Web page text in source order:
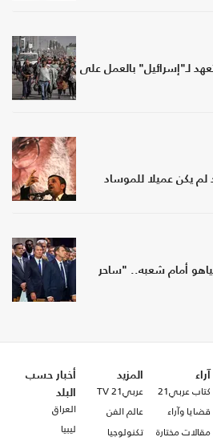
لـ"إسرائيل" بالعمل على
لم يكن عميلا للموساد
أمام شعبه.. "ساحر
آراء
كتاب عربي21
قضايا وآراء
مقالات مختارة
المزيد
عربي21 TV
عالم الفن
تكنولوجيا
أخبار حسب
البلد
العراق
ليبيا